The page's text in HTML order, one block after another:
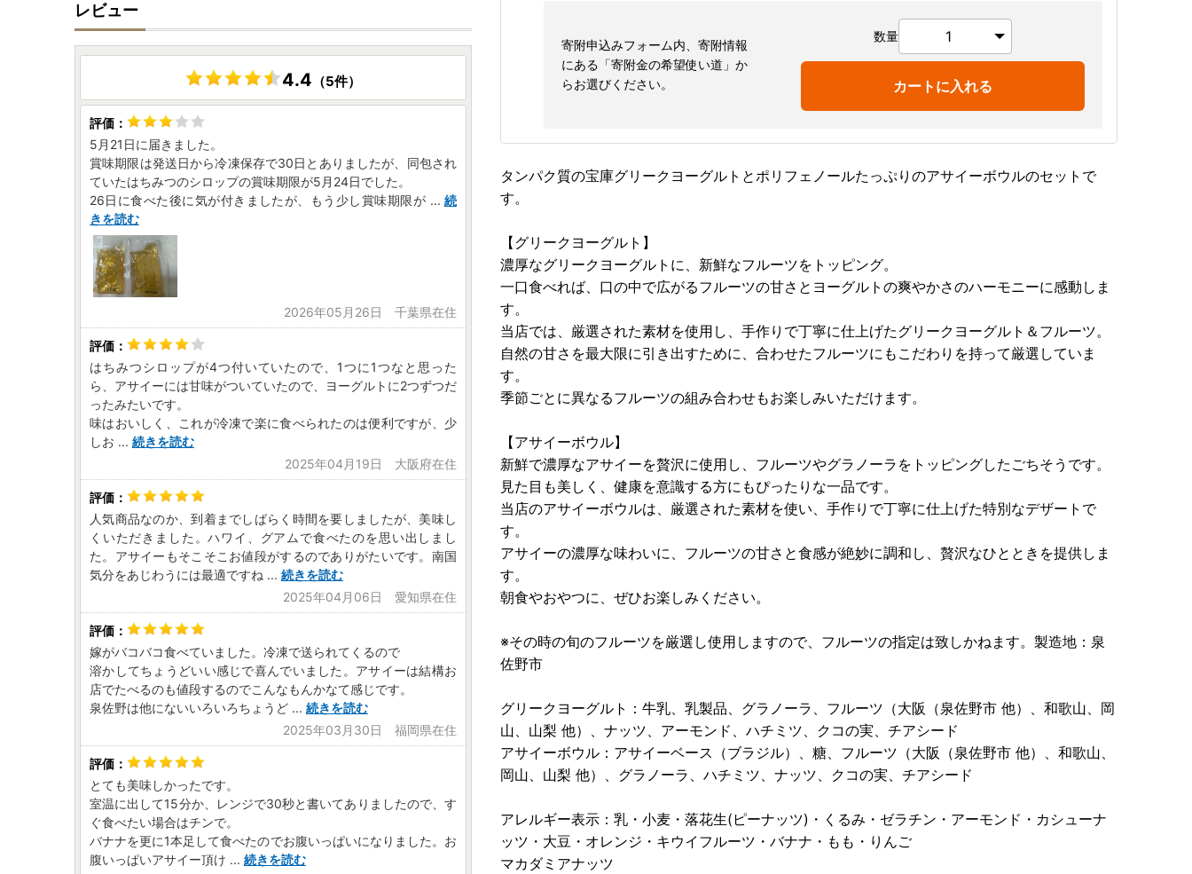
寄附申込みフォーム内、寄附情報
にある「寄附金の希望使い道」か
らお選びください。
数量
カートに入れる
タンパク質の宝庫グリークヨーグルトとポリフェノールたっぷりのアサイーボウルのセットで
す。
【グリークヨーグルト】
濃厚なグリークヨーグルトに、新鮮なフルーツをトッピング。
一口食べれば、口の中で広がるフルーツの甘さとヨーグルトの爽やかさのハーモニーに感動しま
す。
当店では、厳選された素材を使用し、手作りで丁寧に仕上げたグリークヨーグルト＆フルーツ。
自然の甘さを最大限に引き出すために、合わせたフルーツにもこだわりを持って厳選していま
す。
季節ごとに異なるフルーツの組み合わせもお楽しみいただけます。
【アサイーボウル】
新鮮で濃厚なアサイーを贅沢に使用し、フルーツやグラノーラをトッピングしたごちそうです。
見た目も美しく、健康を意識する方にもぴったりな一品です。
当店のアサイーボウルは、厳選された素材を使い、手作りで丁寧に仕上げた特別なデザートで
す。
アサイーの濃厚な味わいに、フルーツの甘さと食感が絶妙に調和し、贅沢なひとときを提供しま
す。
朝食やおやつに、ぜひお楽しみください。
※その時の旬のフルーツを厳選し使用しますので、フルーツの指定は致しかねます。製造地：泉
佐野市
グリークヨーグルト：牛乳、乳製品、グラノーラ、フルーツ（大阪（泉佐野市 他）、和歌山、岡
山、山梨 他）、ナッツ、アーモンド、ハチミツ、クコの実、チアシード
アサイーボウル：アサイーベース（ブラジル）、糖、フルーツ（大阪（泉佐野市 他）、和歌山、
岡山、山梨 他）、グラノーラ、ハチミツ、ナッツ、クコの実、チアシード
アレルギー表示：乳・小麦・落花生(ピーナッツ)・くるみ・ゼラチン・アーモンド・カシューナ
ッツ・大豆・オレンジ・キウイフルーツ・バナナ・もも・りんご
マカダミアナッツ
レビュー
4.4 （5件）
5月21日に届きました。
賞味期限は発送日から冷凍保存で30日とありましたが、同包され
ていたはちみつのシロップの賞味期限が5月24日でした。
26日に食べた後に気が付きましたが、もう少し賞味期限が ... 続
きを読む
2026年05月26日 千葉県在住
はちみつシロップが4つ付いていたので、1つに1つなと思った
ら、アサイーには甘味がついていたので、ヨーグルトに2つずつだ
ったみたいです。
味はおいしく、これが冷凍で楽に食べられたのは便利ですが、少
しお ... 続きを読む
2025年04月19日 大阪府在住
人気商品なのか、到着までしばらく時間を要しましたが、美味し
くいただきました。ハワイ、グアムで食べたのを思い出しまし
た。アサイーもそこそこお値段がするのでありがたいです。南国
気分をあじわうには最適ですね ... 続きを読む
2025年04月06日 愛知県在住
嫁がバコバコ食べていました。冷凍で送られてくるので
溶かしてちょうどいい感じで喜んでいました。アサイーは結構お
店でたべるのも値段するのでこんなもんかなて感じです。
泉佐野は他にないいろいろちょうど ... 続きを読む
2025年03月30日 福岡県在住
とても美味しかったです。
室温に出して15分か、レンジで30秒と書いてありましたので、す
ぐ食べたい場合はチンで。
バナナを更に1本足して食べたのでお腹いっぱいになりました。お
腹いっぱいアサイー頂け ... 続きを読む